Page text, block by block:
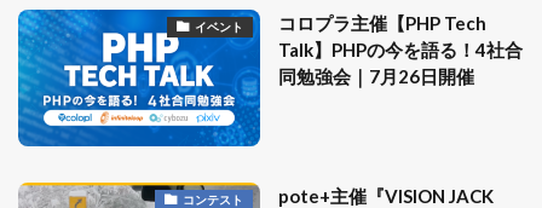
イベント
コロプラ主催【PHP Tech
Talk】PHPの今を語る！4社合
同勉強会｜7月26日開催
コンテスト
pote+主催『VISION JACK